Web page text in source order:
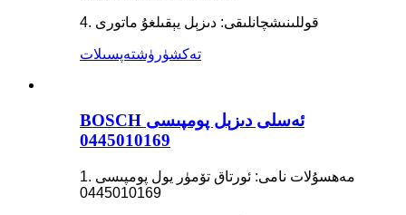
4. قوللىنىشچانلىقى: دىزېل يېقىلغۇ ماتورى
تەكشۈرۈشتەپسىلات
BOSCH ئەسلى دىزېل پومپىسى
0445010169
1. مەھسۇلات نامى: ئورتاق تۆمۈر يول پومپىسى
0445010169